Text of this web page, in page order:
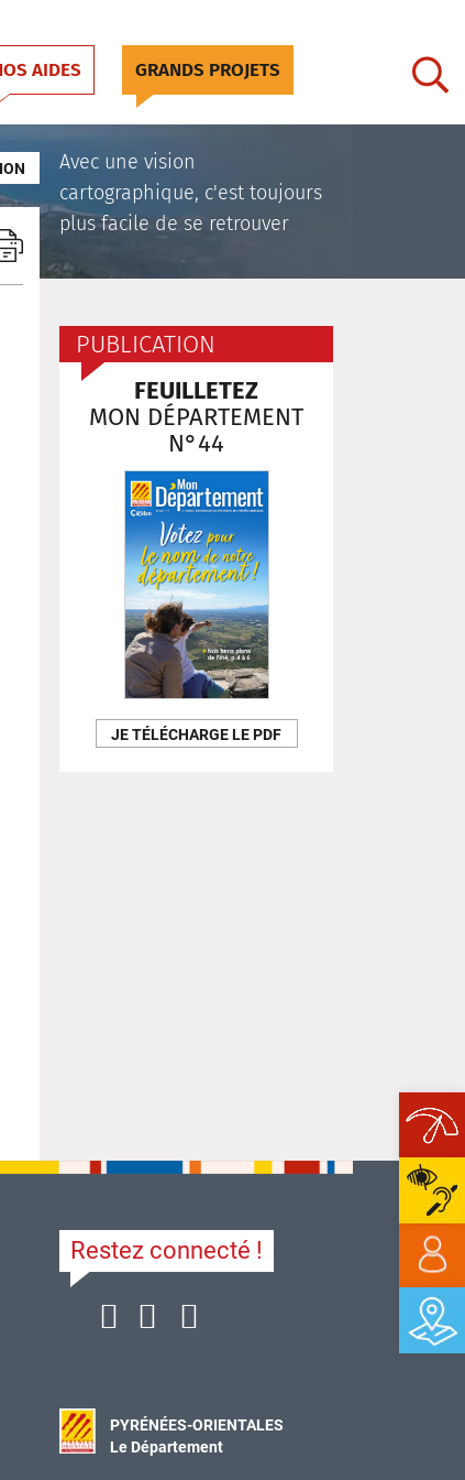
AIDES GRANDS PROJETS
Avec une vision
cartographique, c'est toujours
plus facile de se retrouver
PUBLICATION
FEUILLETEZ
MON DÉPARTEMENT
N°44
JE TÉLÉCHARGE LE PDF
Restez connecté !
PYRÉNÉES-ORIENTALES
Le Département